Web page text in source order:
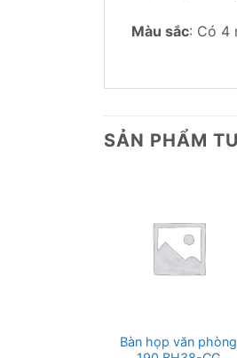
Màu sắc: Có 4
SẢN PHẨM
Bàn họp văn phòng